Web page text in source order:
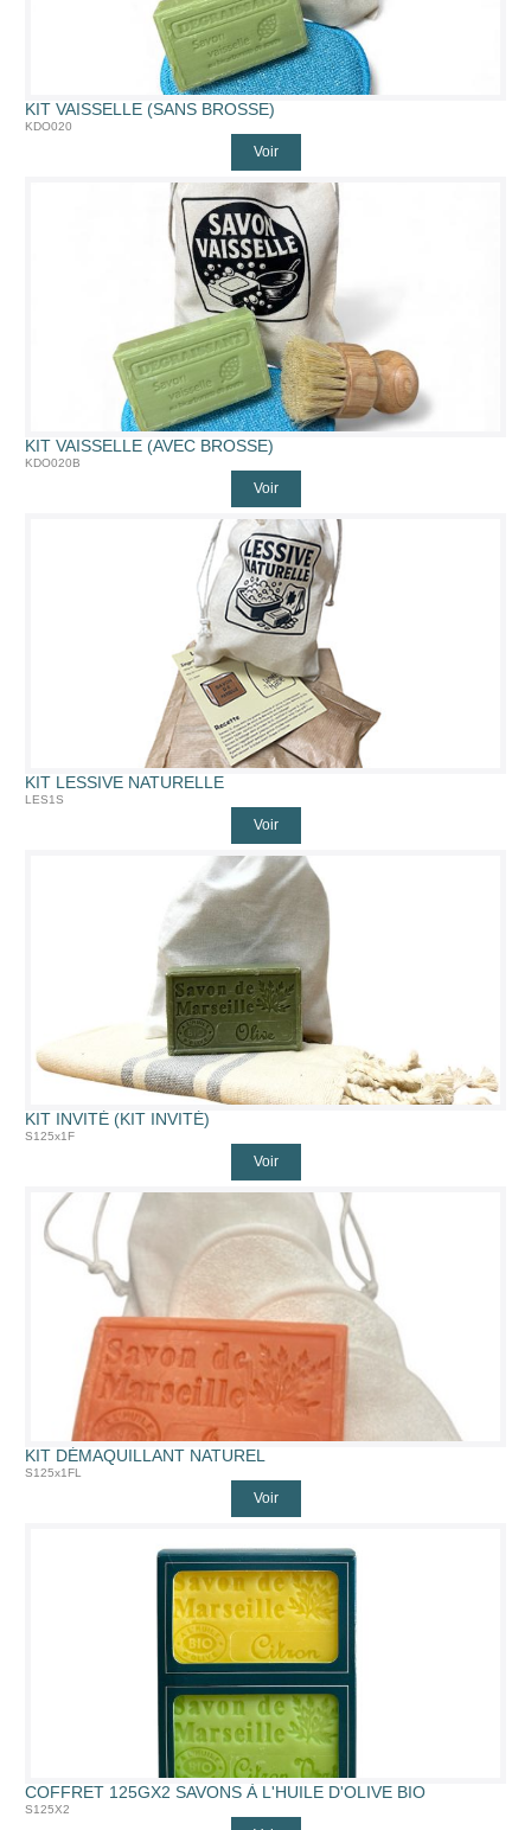
KIT VAISSELLE (SANS BROSSE)
KDO020
Voir
KIT VAISSELLE (AVEC BROSSE)
KDO020B
Voir
KIT LESSIVE NATURELLE
LES1S
Voir
KIT INVITÉ (KIT INVITÉ)
S125x1F
Voir
KIT DÉMAQUILLANT NATUREL
S125x1FL
Voir
COFFRET 125GX2 SAVONS À L'HUILE D'OLIVE BIO
S125X2